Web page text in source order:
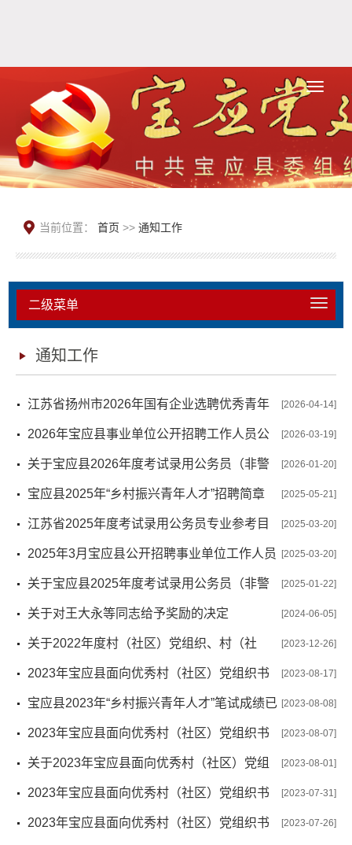
当前位置： 首页 >> 通知工作
二级菜单
通知工作
[2026-04-14]
江苏省扬州市2026年国有企业选聘优秀青年
人才公告 [2026-03-19]
2026年宝应县事业单位公开招聘工作人员公
告 [2026-01-20]
关于宝应县2026年度考试录用公务员（非警
察职位）资格复审有关事项的通知 [2025-05-21]
宝应县2025年“乡村振兴青年人才”招聘简章
[2025-03-20]
江苏省2025年度考试录用公务员专业参考目
录 [2025-03-20]
2025年3月宝应县公开招聘事业单位工作人员
公告 [2025-01-22]
关于宝应县2025年度考试录用公务员（非警
察职位）资格复审有关事项的通知 [2024-06-05]
关于对王大永等同志给予奖励的决定
[2023-12-26]
关于2022年度村（社区）党组织、村（社
区）党组织书记“星级化”评定结果的公示 [2023-08-17]
2023年宝应县面向优秀村（社区）党组织书
记（主任）招聘镇事业编制人员拟聘用人员名单公示
[2023-08-08]
宝应县2023年“乡村振兴青年人才”笔试成绩已
公布！快来查分！ [2023-08-07]
2023年宝应县面向优秀村（社区）党组织书
记（主任）招聘镇事业编制人员体检合格人员名单[2023-08-01]
关于2023年宝应县面向优秀村（社区）党组
织书记（主任）招聘镇事业编制人员体检的通知[2023-07-31]
2023年宝应县面向优秀村（社区）党组织书
记（主任）招聘镇事业编制人员面试成绩 [2023-07-26]
2023年宝应县面向优秀村（社区）党组织书